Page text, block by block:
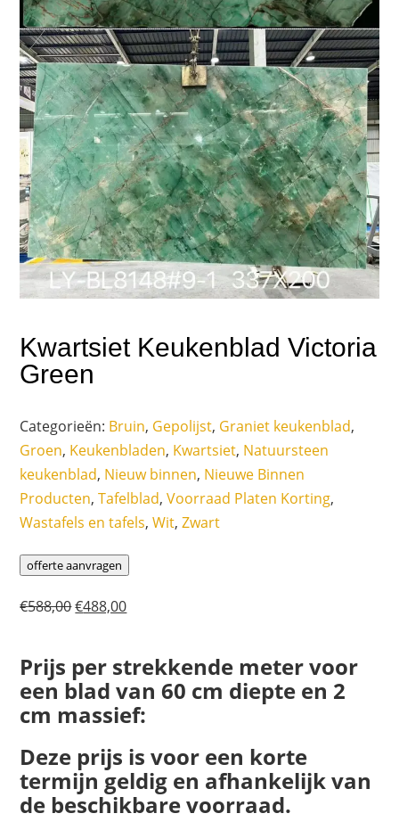
Kwartsiet Keukenblad Victoria
Green
Categorieën: Bruin, Gepolijst, Graniet keukenblad,
Groen, Keukenbladen, Kwartsiet, Natuursteen
keukenblad, Nieuw binnen, Nieuwe Binnen
Producten,Tafelblad,Voorraad Platen Korting,
Wastafels en tafels,Wit,Zwart
offerte aanvragen
€588,00Oorspronkelijke
€588,00.
€488,00Huidige
€488,00.
Prijs per strekkende meter voor
een blad van 60 cm diepte en 2
cm massief:
Deze prijs is voor een korte
termijn geldig en afhankelijk van
de beschikbare voorraad.